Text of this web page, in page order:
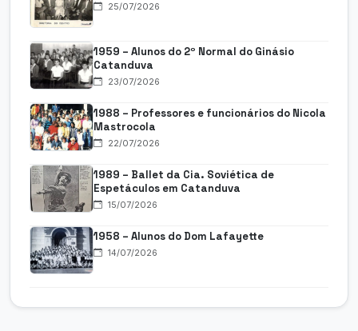
25/07/2026
1959 – Alunos do 2º Normal do Ginásio
Catanduva
23/07/2026
1988 – Professores e funcionários do Nicola
Mastrocola
22/07/2026
1989 – Ballet da Cia. Soviética de
Espetáculos em Catanduva
15/07/2026
1958 – Alunos do Dom Lafayette
14/07/2026